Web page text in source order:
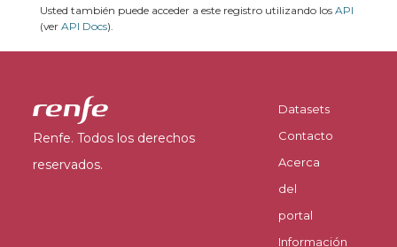
Usted también puede acceder a este registro utilizando los API
(ver API Docs).
Renfe. Todos los derechos
reservados.
Datasets
Contacto
Acerca
del
portal
Información